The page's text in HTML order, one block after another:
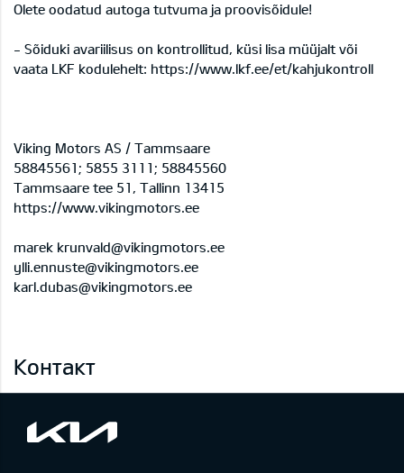
Olete oodatud autoga tutvuma ja proovisõidule!
- Sõiduki avariilisus on kontrollitud, küsi lisa müüjalt või
vaata LKF kodulehelt: https://www.lkf.ee/et/kahjukontroll
Viking Motors AS / Tammsaare
58845561; 5855 3111; 58845560
Tammsaare tee 51, Tallinn 13415
https://www.vikingmotors.ee
marek krunvald@vikingmotors.ee
ylli.ennuste@vikingmotors.ee
karl.dubas@vikingmotors.ee
Контакт